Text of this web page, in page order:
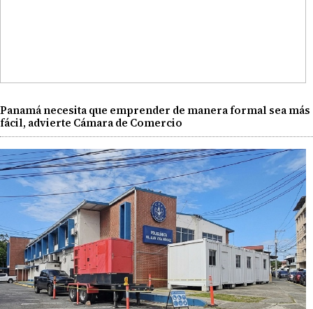
Panamá necesita que emprender de manera formal sea más
fácil, advierte Cámara de Comercio